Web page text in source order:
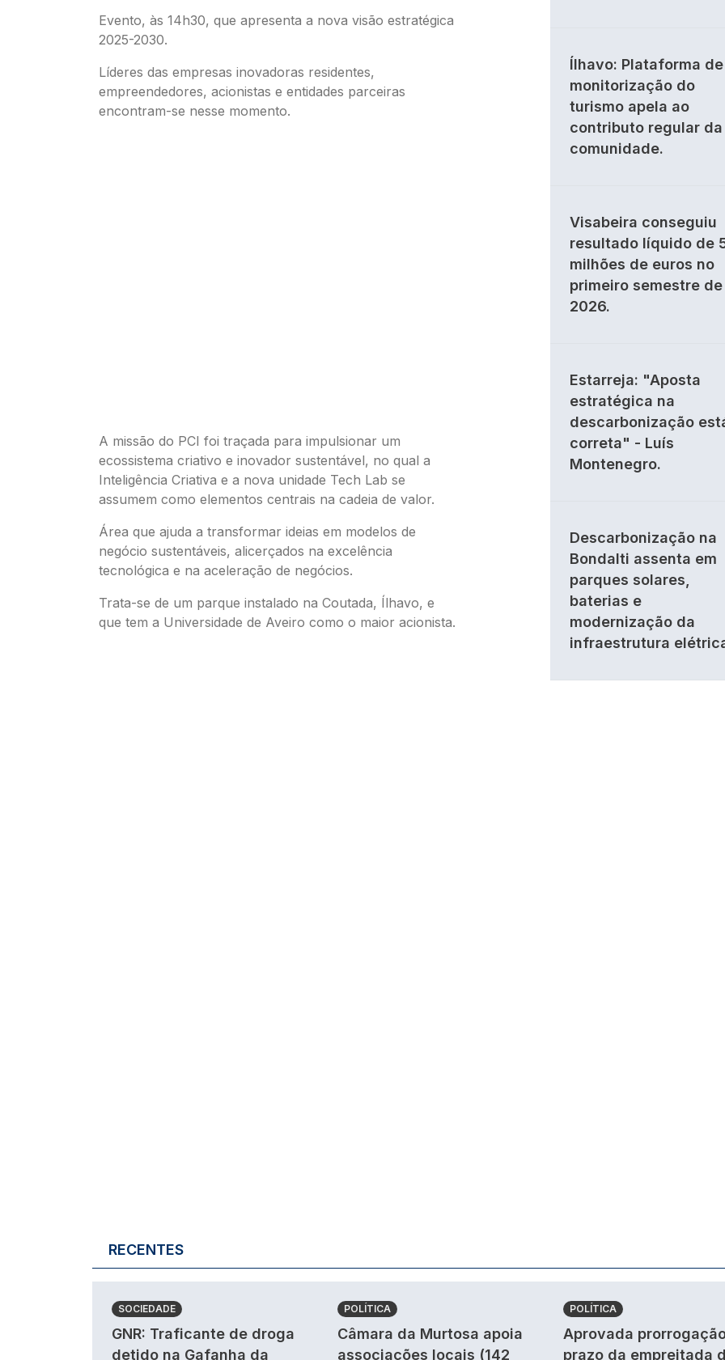
Evento, às 14h30, que apresenta a nova visão estratégica
2025-2030.
Líderes das empresas inovadoras residentes,
empreendedores, acionistas e entidades parceiras
encontram-se nesse momento.
A missão do PCI foi traçada para impulsionar um
ecossistema criativo e inovador sustentável, no qual a
Inteligência Criativa e a nova unidade Tech Lab se
assumem como elementos centrais na cadeia de valor.
Área que ajuda a transformar ideias em modelos de
negócio sustentáveis, alicerçados na excelência
tecnológica e na aceleração de negócios.
Trata-se de um parque instalado na Coutada, Ílhavo, e
que tem a Universidade de Aveiro como o maior acionista.
Ílhavo: Plataforma de
monitorização do
turismo apela ao
contributo regular da
comunidade.
Visabeira conseguiu
resultado líquido de
milhões de euros no
primeiro semestre de
2026.
Estarreja: "Aposta
estratégica na
descarbonização
correta" - Luís
Montenegro.
Descarbonização na
Bondalti assenta em
parques solares,
baterias e
modernização da
infraestrutura
RECENTES
SOCIEDADE
GNR: Traficante de droga
detido na Gafanha da
POLÍTICA
Câmara da Murtosa apoia
associações locais (142
POLÍTICA
Aprovada
prazo da empreitada